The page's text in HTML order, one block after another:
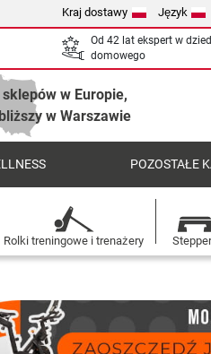
Kraj dostawy Język
Od 42 lat ekspert w
domowego
w Europie,
w Warszawie
POZOSTAŁE
Rolki treningowe i trenażery